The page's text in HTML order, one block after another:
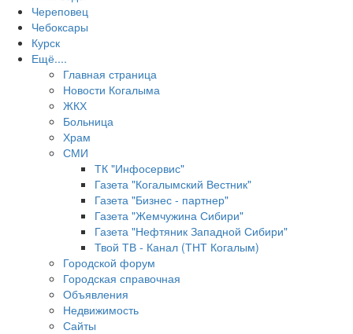
Череповец
Чебоксары
Курск
Ещё....
Главная страница
Новости Когалыма
ЖКХ
Больница
Храм
СМИ
ТК "Инфосервис"
Газета "Когалымский Вестник"
Газета "Бизнес - партнер"
Газета "Жемчужина Сибири"
Газета "Нефтяник Западной Сибири"
Твой ТВ - Канал (ТНТ Когалым)
Городской форум
Городская справочная
Объявления
Недвижимость
Сайты